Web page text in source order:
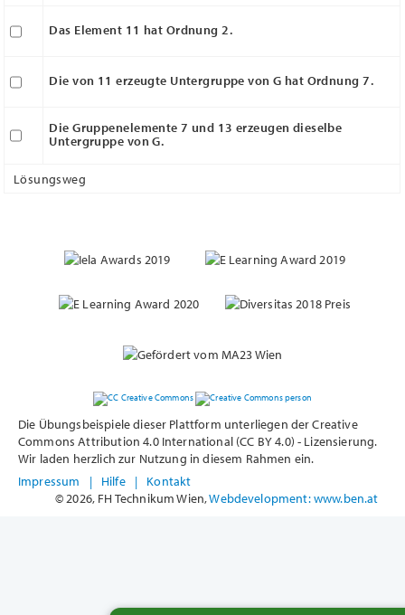
Das Element 11 hat Ordnung 2.
Die von 11 erzeugte Untergruppe von G hat Ordnung 7.
Die Gruppenelemente 7 und 13 erzeugen dieselbe
Untergruppe von G.
Lösungsweg
Die Übungsbeispiele dieser Plattform unterliegen der Creative
Commons Attribution 4.0 International (CC BY 4.0) - Lizensierung.
Wir laden herzlich zur Nutzung in diesem Rahmen ein.
Impressum
| Hilfe | Kontakt
© 2026, FH Technikum Wien,Webdevelopment: www.ben.at